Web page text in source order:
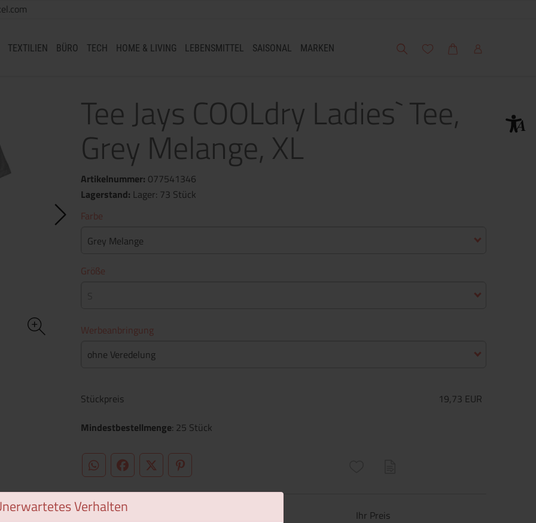
Verhalten
TEXTILIEN BÜRO TECH HOME & LIVING LEBENSMITTEL SAISONAL MARKEN Suche Meine Wunschliste
WarenkorbMein Account
Tee Jays COOLdry Ladies` Tee,
Grey Melange, XL
Artikelnummer: 077541346
Lagerstand: Lager: 73 Stück
Farbe
Grey Melange
Größe
Werbeanbringung
ohne Veredelung
Stückpreis
19,73 EUR
Mindestbestellmenge: 25 Stück
WhatsApp (#[creator\plugin\share\core\structs\SocialSharingServiceSettings]:only_chrome#)
FacebookTwitter (#[creator\plugin\share\core\structs\SocialSharingServiceSettings]:formaly_twitter#)
Pinterest
Ihr Preis